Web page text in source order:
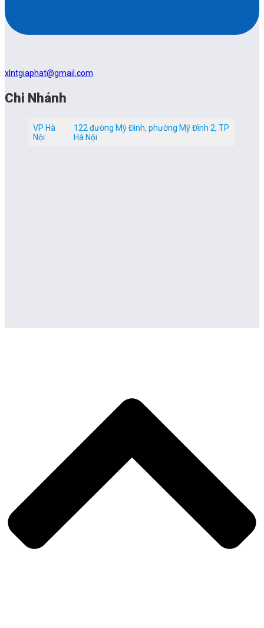
xlntgiaphat@gmail.com
Chi Nhánh
VP Hà
Nội:
122 đường Mỹ Đình, phường Mỹ Đình 2, TP
Hà Nội